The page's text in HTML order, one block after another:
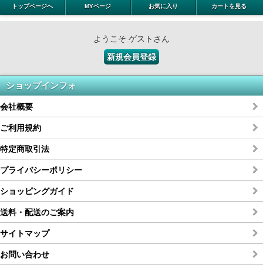
トップページへ MYページ お気に入り カートを見る
ようこそ ゲストさん
新規会員登録
ショップインフォ
会社概要
ご利用規約
特定商取引法
プライバシーポリシー
ショッピングガイド
送料・配送のご案内
サイトマップ
お問い合わせ